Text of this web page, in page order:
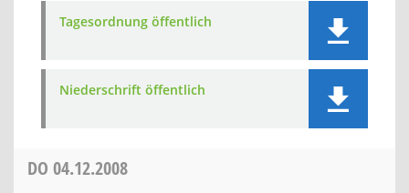
Tagesordnung öffentlich
Niederschrift öffentlich
DO 04.12.2008